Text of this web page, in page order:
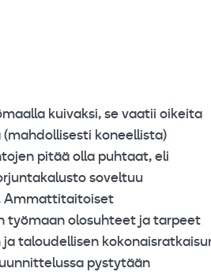
kuivaksi, se vaatii oikeita
koneellista)
pitää olla puhtaat, eli
soveltuu
Ammattitaitoiset
työmaan olosuhteet ja tarpeet
taloudellisen
pystytään